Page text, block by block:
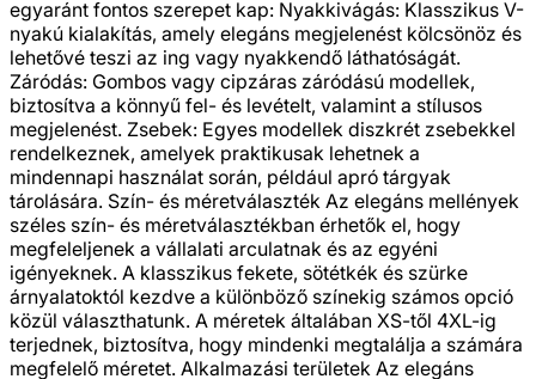
egyaránt fontos szerepet kap: Nyakkivágás: Klasszikus V-
nyakú kialakítás, amely elegáns megjelenést kölcsönöz és
lehetővé teszi az ing vagy nyakkendő láthatóságát.
Záródás: Gombos vagy cipzáras záródású modellek,
biztosítva a könnyű fel- és levételt, valamint a stílusos
megjelenést. Zsebek: Egyes modellek diszkrét zsebekkel
rendelkeznek, amelyek praktikusak lehetnek a
mindennapi használat során, például apró tárgyak
tárolására. Szín- és méretválaszték Az elegáns mellények
széles szín- és méretválasztékban érhetők el, hogy
megfeleljenek a vállalati arculatnak és az egyéni
igényeknek. A klasszikus fekete, sötétkék és szürke
árnyalatoktól kezdve a különböző színekig számos opció
közül választhatunk. A méretek általában XS-től 4XL-ig
terjednek, biztosítva, hogy mindenki megtalálja a számára
megfelelő méretet. Alkalmazási területek Az elegáns